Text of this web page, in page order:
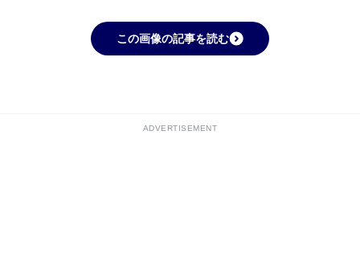
この画像の記事を読む
ADVERTISEMENT